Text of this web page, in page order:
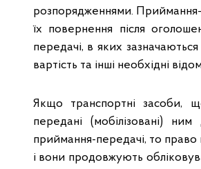
розпорядженнями. Приймання-
їх повернення після
передачі, в яких
вартість та інші необхідні
Якщо транспортні засоби,
передані (мобілізовані)
приймання-передачі, то право
і вони продовжують